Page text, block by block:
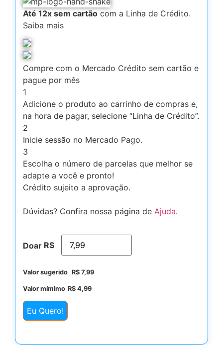
Até 12x sem cartão com a Linha de Crédito.
Saiba mais
Compre com o Mercado Crédito sem cartão e
pague por mês
1
Adicione o produto ao carrinho de compras e,
na hora de pagar, selecione “Linha de Crédito”.
2
Inicie sessão no Mercado Pago.
3
Escolha o número de parcelas que melhor se
adapte a você e pronto!
Crédito sujeito a aprovação.
Dúvidas? Confira nossa página de Ajuda.
Doar R$
Valor sugerido R$ 7,99
Valor mímimo R$ 4,99
Eu Quero!